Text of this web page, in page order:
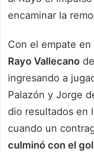
encaminar la
Con el empate
Rayo Vallecano
ingresando a
Palazón y Jorge
dio resultados en
cuando un
culminó con el gol